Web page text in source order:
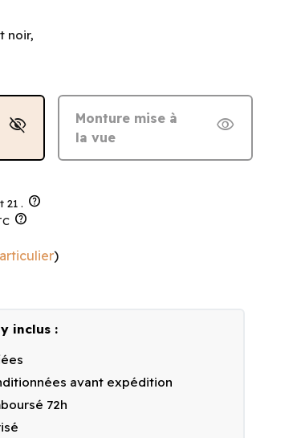
noir,
visibility_off
Monture mise à
la vue
visibility
21 . help
help
)
inclus :
avant expédition
72h